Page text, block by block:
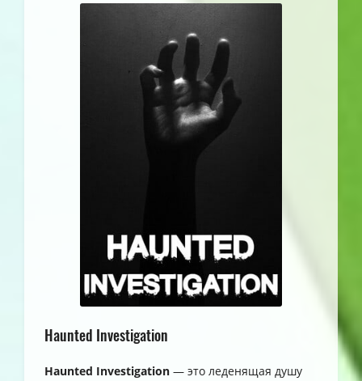
Haunted Investigation
Haunted Investigation — это леденящая душу